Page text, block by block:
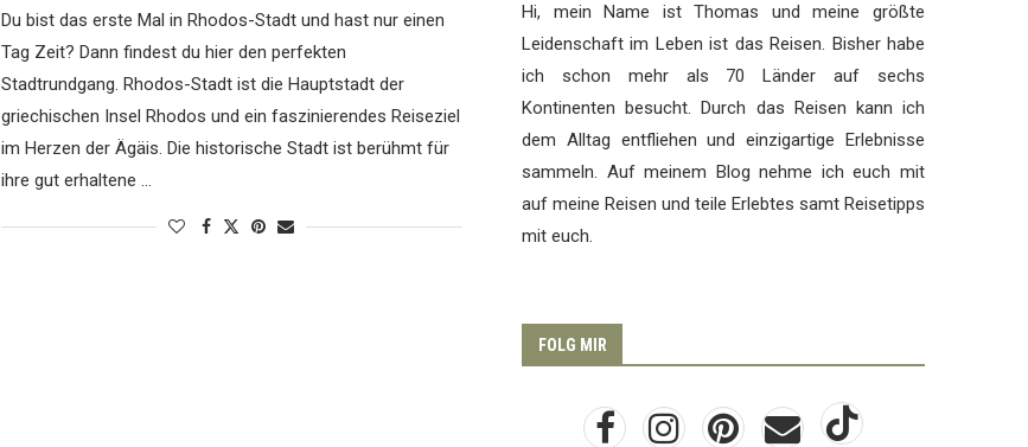
Du bist das erste Mal in Rhodos-Stadt und hast nur einen
Tag Zeit? Dann findest du hier den perfekten
Stadtrundgang. Rhodos-Stadt ist die Hauptstadt der
griechischen Insel Rhodos und ein faszinierendes Reiseziel
im Herzen der Ägäis. Die historische Stadt ist berühmt für
ihre gut erhaltene …
Hi, mein Name ist Thomas und meine größte
Leidenschaft im Leben ist das Reisen. Bisher habe
ich schon mehr als 70 Länder auf sechs
Kontinenten besucht. Durch das Reisen kann ich
dem Alltag entfliehen und einzigartige Erlebnisse
sammeln. Auf meinem Blog nehme ich euch mit
auf meine Reisen und teile Erlebtes samt Reisetipps
mit euch.
FOLG MIR